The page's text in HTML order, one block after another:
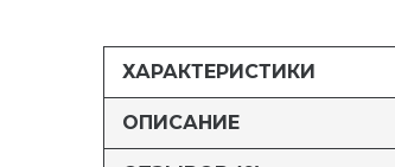
ХАРАКТЕРИСТИКИ
ОПИСАНИЕ